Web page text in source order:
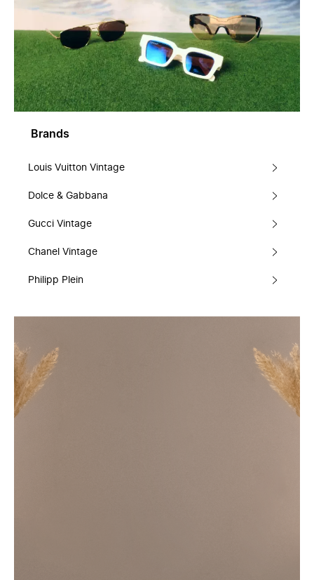
Brands
Louis Vuitton Vintage
Dolce & Gabbana
Gucci Vintage
Chanel Vintage
Philipp Plein